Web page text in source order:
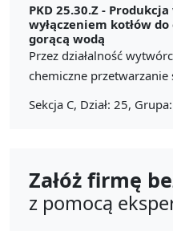
PKD 25.30.Z -
wyłączeniem kotłów
gorącą wodą
Przez działalność
chemiczne przetwarzanie
Sekcja C, Dział: 25,
Załóż firmę
z pomocą